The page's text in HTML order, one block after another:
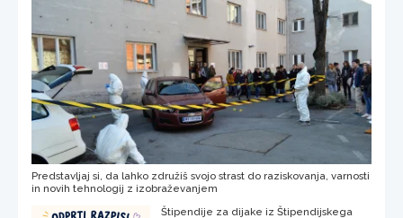
Predstavljaj si, da lahko združiš svojo strast do raziskovanja, varnosti
in novih tehnologij z izobraževanjem
Štipendije za dijake iz Štipendijskega